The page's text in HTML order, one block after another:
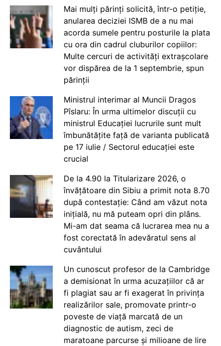
Mai mulți părinți solicită, într-o petiție,
anularea deciziei ISMB de a nu mai
acorda sumele pentru posturile la plata
cu ora din cadrul cluburilor copiilor:
Multe cercuri de activități extrașcolare
vor dispărea de la 1 septembrie, spun
părinții
Ministrul interimar al Muncii Dragos
Pîslaru: În urma ultimelor discuții cu
ministrul Educației lucrurile sunt mult
îmbunătățite față de varianta publicată
pe 17 iulie / Sectorul educației este
crucial
De la 4.90 la Titularizare 2026, o
învățătoare din Sibiu a primit nota 8.70
după contestație: Când am văzut nota
inițială, nu mă puteam opri din plâns.
Mi-am dat seama că lucrarea mea nu a
fost corectată în adevăratul sens al
cuvântului
Un cunoscut profesor de la Cambridge
a demisionat în urma acuzațiilor că ar
fi plagiat sau ar fi exagerat în privința
realizărilor sale, promovate printr-o
poveste de viață marcată de un
diagnostic de autism, zeci de
maratoane parcurse și milioane de lire